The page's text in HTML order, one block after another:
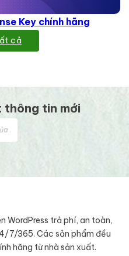
Key chính hãng
cả
thông tin mới
WordPress trả phí, an toàn,
7/365. Các sản phẩm đều
hãng từ nhà sản xuất.